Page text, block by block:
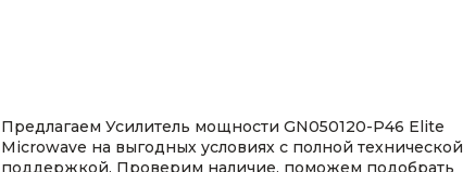
Предлагаем Усилитель мощности GN050120-P46 Elite
Microwave на выгодных условиях с полной технической
поддержкой. Проверим наличие, поможем подобрать